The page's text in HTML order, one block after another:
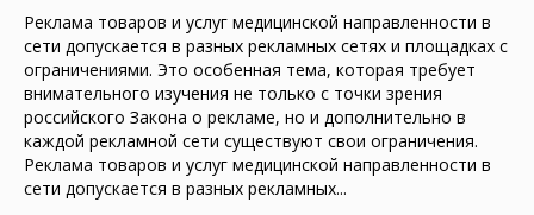
Реклама товаров и услуг медицинской направленности в
сети допускается в разных рекламных сетях и площадках с
ограничениями. Это особенная тема, которая требует
внимательного изучения не только с точки зрения
российского Закона о рекламе, но и дополнительно в
каждой рекламной сети существуют свои ограничения.
Реклама товаров и услуг медицинской направленности в
сети допускается в разных рекламных...